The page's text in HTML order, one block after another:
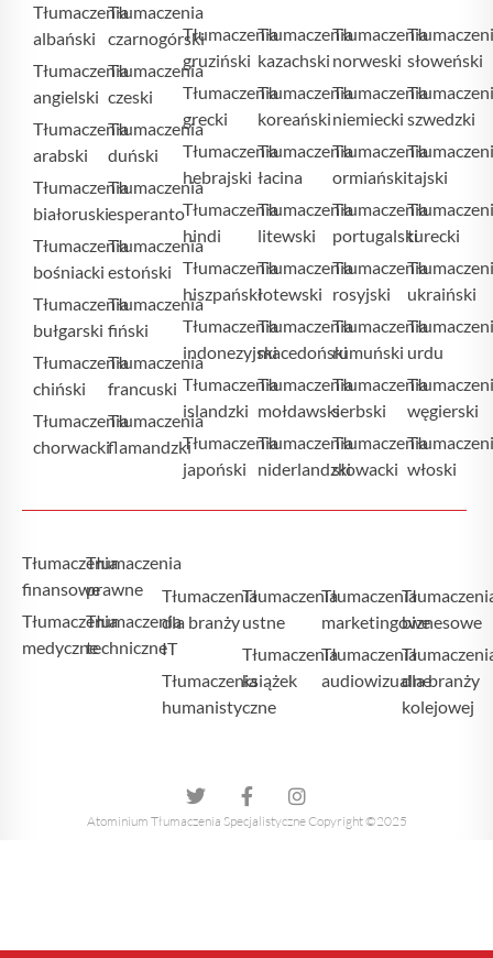
Tłumaczenia
albański
Tłumaczenia
angielski
Tłumaczenia
arabski
Tłumaczenia
białoruski
Tłumaczenia
bośniacki
Tłumaczenia
bułgarski
Tłumaczenia
chiński
Tłumaczenia
chorwacki
Tłumaczenia
czarnogórski
Tłumaczenia
czeski
Tłumaczenia
duński
Tłumaczenia
esperanto
Tłumaczenia
estoński
Tłumaczenia
fiński
Tłumaczenia
francuski
Tłumaczenia
flamandzki
Tłumaczenia
gruziński
Tłumaczenia
grecki
Tłumaczenia
hebrajski
Tłumaczenia
hindi
Tłumaczenia
hiszpański
Tłumaczenia
indonezyjski
Tłumaczenia
islandzki
Tłumaczenia
japoński
Tłumaczenia
kazachski
Tłumaczenia
koreański
Tłumaczenia
łacina
Tłumaczenia
litewski
Tłumaczenia
łotewski
Tłumaczenia
macedoński
Tłumaczenia
mołdawski
Tłumaczenia
niderlandzki
Tłumaczenia
norweski
Tłumaczenia
niemiecki
Tłumaczenia
ormiański
Tłumaczenia
portugalski
Tłumaczenia
rosyjski
Tłumaczenia
rumuński
Tłumaczenia
serbski
Tłumaczenia
słowacki
słoweński
szwedzki
tajski
turecki
ukraiński
urdu
węgierski
włoski
Tłumaczenia
finansowe
Tłumaczenia
medyczne
Tłumaczenia
prawne
Tłumaczenia
techniczne
Tłumaczenia
dla branży
IT
Tłumaczenia
humanistyczne
Tłumaczenia
ustne
Tłumaczenia
książek
Tłumaczenia
marketingowe
Tłumaczenia
audiowizualne
biznesowe
dla branży
kolejowej
Atominium Tłumaczenia Specjalistyczne Copyright ©2025